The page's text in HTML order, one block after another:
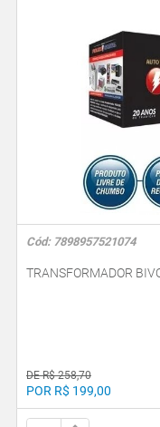
Cód: 7898957521074
TRANSFORMADOR
DE R$ 258,70
POR R$ 199,00